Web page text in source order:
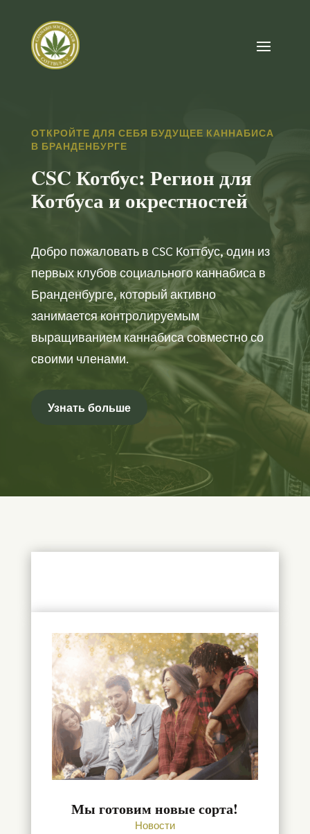
ОТКРОЙТЕ ДЛЯ СЕБЯ БУДУЩЕЕ КАННАБИСА
В БРАНДЕНБУРГЕ
CSC Котбус: Регион для
Котбуса и окрестностей
Добро пожаловать в CSC Коттбус, один из
первых клубов социального каннабиса в
Бранденбурге, который активно
занимается контролируемым
выращиванием каннабиса совместно со
своими членами.
Узнать больше
Мы готовим новые сорта!
Новости